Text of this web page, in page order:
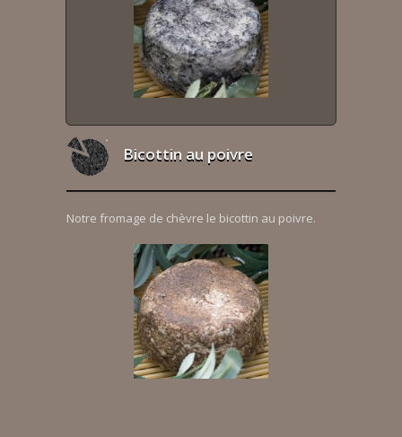
Bicottin au poivre
Notre fromage de chèvre le bicottin au poivre.